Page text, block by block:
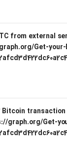
BTC from external
Get-your-
Bitcoin
graph.org/Get-